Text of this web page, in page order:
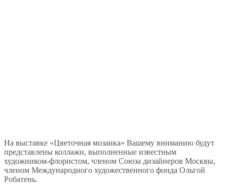
На выставке «Цветочная мозаика» Вашему вниманию будут
представлены коллажи, выполненные известным
художником-флористом, членом Союза дизайнеров Москвы,
членом Международного художественного фонда Ольгой
Робатень.